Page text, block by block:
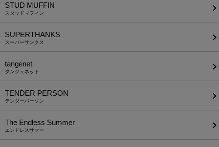
STUD MUFFIN
スタッドマフィン
SUPERTHANKS
スーパーサンクス
tangenet
タンジェネット
TENDER PERSON
テンダーパーソン
The Endless Summer
エンドレスサマー